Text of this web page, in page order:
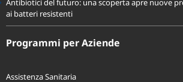
Antibiotici del futuro: una scoperta apre nuove
ai batteri resistenti
Programmi per Aziende